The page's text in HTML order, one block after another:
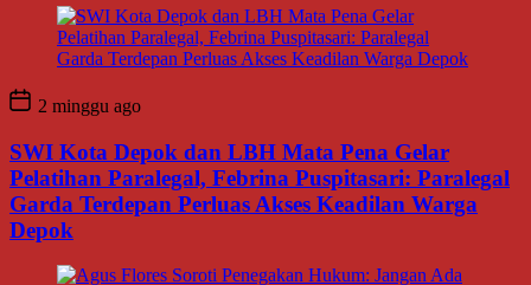
2 minggu ago
SWI Kota Depok dan LBH Mata Pena Gelar
Pelatihan Paralegal, Febrina Puspitasari: Paralegal
Garda Terdepan Perluas Akses Keadilan Warga
Depok